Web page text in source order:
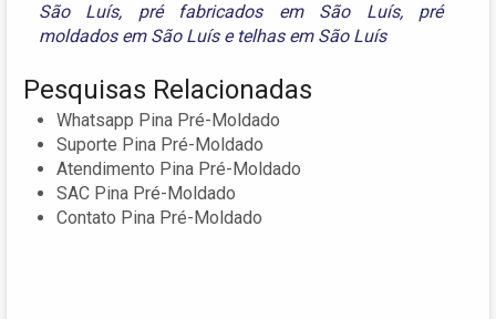
São Luís, pré fabricados em São Luís, pré
moldados em São Luíse telhas em São Luís
Pesquisas Relacionadas
Whatsapp Pina Pré-Moldado
Suporte Pina Pré-Moldado
Atendimento Pina Pré-Moldado
SAC Pina Pré-Moldado
Contato Pina Pré-Moldado